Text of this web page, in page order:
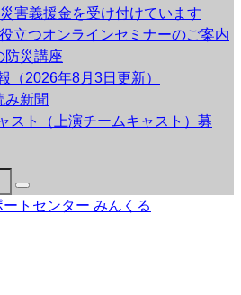
害義援金を受け付けています
立つオンラインセミナーのご案内
防災講座
（2026年8月3日更新）
み新聞
スト（上演チームキャスト）募